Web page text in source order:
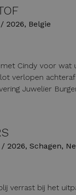
2026, Belgie
Cindy voor wat
verlopen
Juwelier
2026, Schagen,
verrast bij het